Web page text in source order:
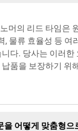
머의 리드 타임은
, 물류 효율성 등 여
다. 당사는 이러한
품을 보장하기 위
을 어떻게 맞춤형으